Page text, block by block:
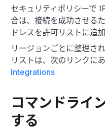
セキュリティポリシーで
合は、接続を成功させる
ドレスを許可リストに追
リージョンごとに整理さ
リストは、次のリンクに
Integrations
コマンドライ
する